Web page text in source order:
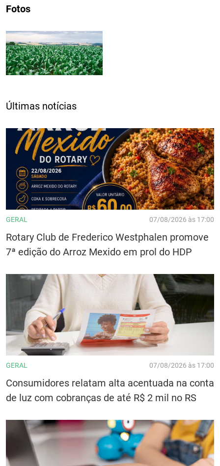
Fotos
Últimas notícias
GERAL 07/08/2026 às 17:00
Rotary Club de Frederico Westphalen promove
7ª edição do Arroz Mexido em prol do HDP
GERAL 07/08/2026 às 17:00
Consumidores relatam alta acentuada na conta
de luz com cobranças de até R$ 2 mil no RS